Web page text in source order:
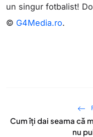
un singur fotbalist!
© G4Media.ro.
Cum îți dai seama că
nu